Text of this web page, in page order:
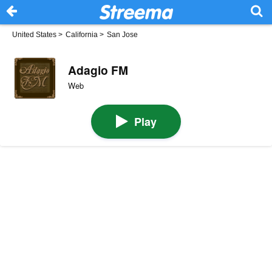
United States > California > San Jose
Adagio FM
Web
Play